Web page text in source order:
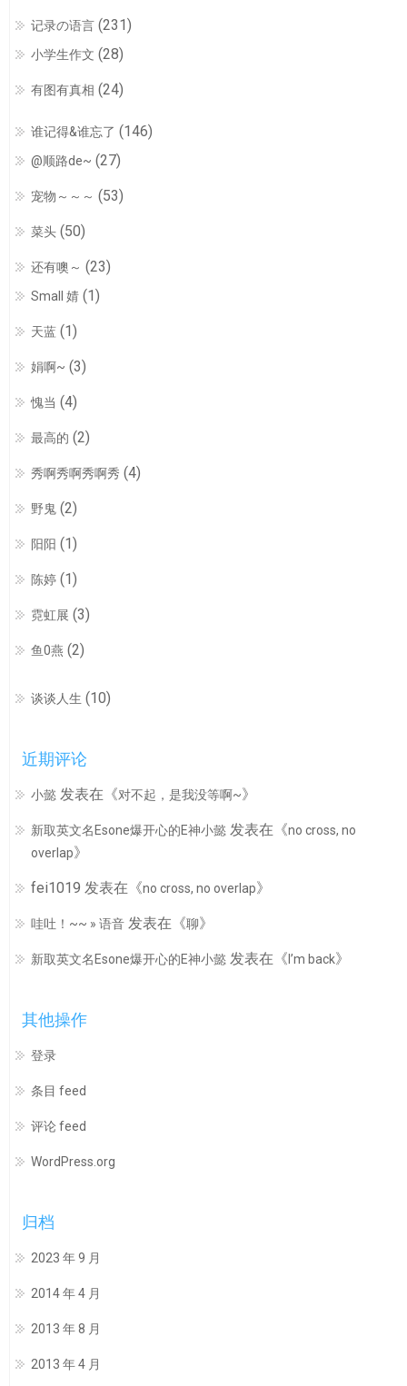
记录の语言 (231)
小学生作文 (28)
有图有真相 (24)
谁记得&谁忘了 (146)
@顺路de~ (27)
宠物～～～ (53)
菜头 (50)
还有噢～ (23)
Small 婧 (1)
天蓝 (1)
娟啊~ (3)
愧当 (4)
最高的 (2)
秀啊秀啊秀啊秀 (4)
野鬼 (2)
阳阳 (1)
陈婷 (1)
霓虹展 (3)
鱼0燕 (2)
谈谈人生 (10)
近期评论
小懿 发表在《对不起，是我没等啊~》
新取英文名Esone爆开心的E神小懿 发表在《no cross, no
overlap》
fei1019 发表在《no cross, no overlap》
哇吐！~~ » 语音 发表在《聊》
新取英文名Esone爆开心的E神小懿 发表在《 I’m back》
其他操作
登录
条目 feed
评论 feed
WordPress.org
归档
2023 年 9 月
2014 年 4 月
2013 年 8 月
2013 年 4 月